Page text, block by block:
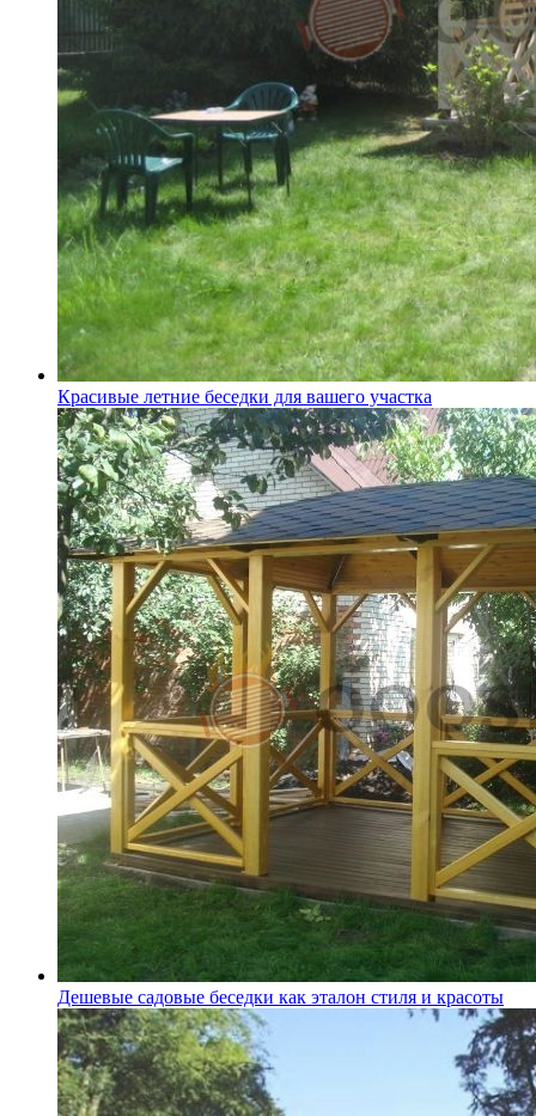
Красивые летние беседки для вашего участка
Дешевые садовые беседки как эталон стиля и красоты